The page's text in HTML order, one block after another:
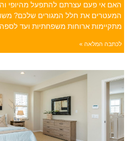
האם אי פעם עצרתם להתפעל מהיופי
המעטרים את חלל המגורים שלכם?
מתקיימות ארוחות משפחתיות ועד
לכתבה המלאה »